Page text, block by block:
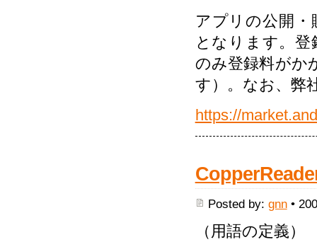
アプリの公開・
となります。
のみ登録料がか
す）。なお、弊
https://
Posted by: gnn•
（用語の定義）